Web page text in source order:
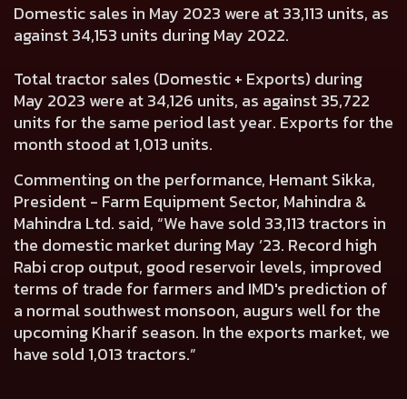
Domestic sales in May 2023 were at 33,113 units, as
against 34,153 units during May 2022.
Total tractor sales (Domestic + Exports) during
May 2023 were at 34,126 units, as against 35,722
units for the same period last year. Exports for the
month stood at 1,013 units.
Commenting on the performance, Hemant Sikka,
President - Farm Equipment Sector, Mahindra &
Mahindra Ltd. said, “We have sold 33,113 tractors in
the domestic market during May ’23. Record high
Rabi crop output, good reservoir levels, improved
terms of trade for farmers and IMD's prediction of
a normal southwest monsoon, augurs well for the
upcoming Kharif season. In the exports market, we
have sold 1,013 tractors.”